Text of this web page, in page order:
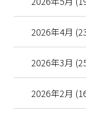
2026年4月
2026年3月
2026年2月